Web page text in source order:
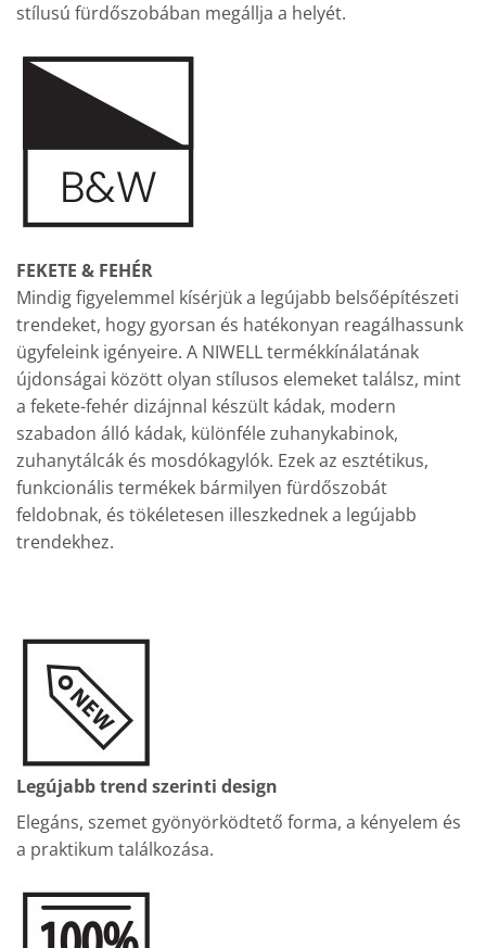
stílusú fürdőszobában megállja a helyét.
FEKETE & FEHÉR
Mindig figyelemmel kísérjük a legújabb belsőépítészeti
trendeket, hogy gyorsan és hatékonyan reagálhassunk
ügyfeleink igényeire. A NIWELL termékkínálatának
újdonságai között olyan stílusos elemeket találsz, mint
a fekete-fehér dizájnnal készült kádak, modern
szabadon álló kádak, különféle zuhanykabinok,
zuhanytálcák és mosdókagylók. Ezek az esztétikus,
funkcionális termékek bármilyen fürdőszobát
feldobnak, és tökéletesen illeszkednek a legújabb
trendekhez.
Legújabb trend szerinti design
Elegáns, szemet gyönyörködtető forma, a kényelem és
a praktikum találkozása.